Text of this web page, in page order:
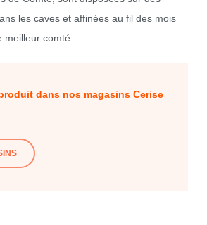
les caves et affinées au fil des mois
comté.
dans nos magasins Cerise